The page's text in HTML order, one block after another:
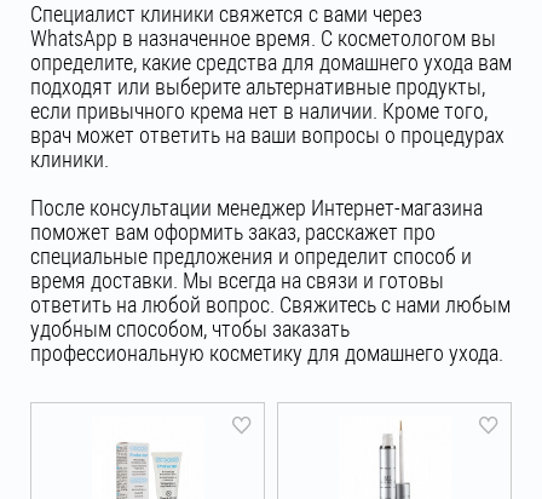
Специалист клиники свяжется с вами через
WhatsApp в назначенное время. С косметологом вы
определите, какие средства для домашнего ухода вам
подходят или выберите альтернативные продукты,
если привычного крема нет в наличии. Кроме того,
врач может ответить на ваши вопросы о процедурах
клиники.
После консультации менеджер Интернет-магазина
поможет вам оформить заказ, расскажет про
специальные предложения и определит способ и
время доставки. Мы всегда на связи и готовы
ответить на любой вопрос. Свяжитесь с нами любым
удобным способом, чтобы заказать
профессиональную косметику для домашнего ухода.